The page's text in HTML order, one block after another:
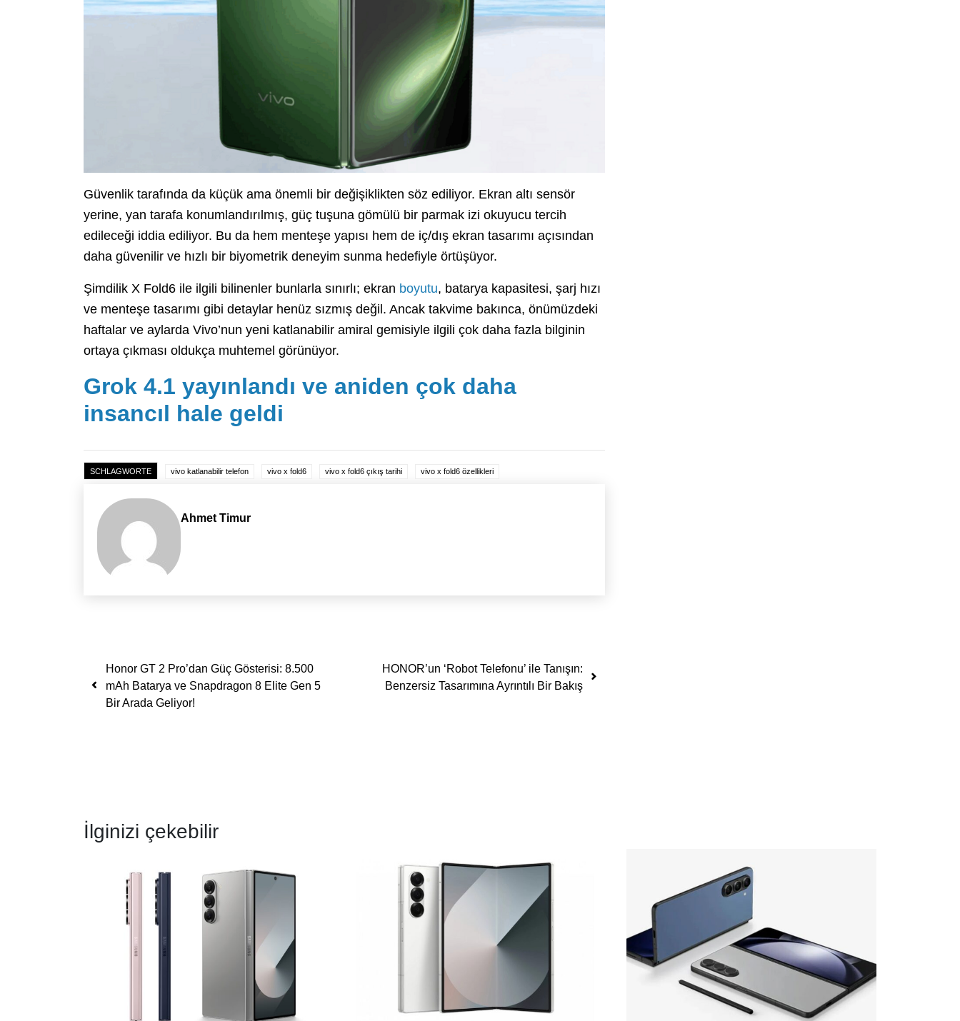
Güvenlik tarafında da küçük ama önemli bir değişiklikten söz ediliyor. Ekran altı sensör
yerine, yan tarafa konumlandırılmış, güç tuşuna gömülü bir parmak izi okuyucu tercih
edileceği iddia ediliyor. Bu da hem menteşe yapısı hem de iç/dış ekran tasarımı açısından
daha güvenilir ve hızlı bir biyometrik deneyim sunma hedefiyle örtüşüyor.
Şimdilik X Fold6 ile ilgili bilinenler bunlarla sınırlı; ekran boyutu, batarya kapasitesi, şarj hızı
ve menteşe tasarımı gibi detaylar henüz sızmış değil. Ancak takvime bakınca, önümüzdeki
haftalar ve aylarda Vivo’nun yeni katlanabilir amiral gemisiyle ilgili çok daha fazla bilginin
ortaya çıkması oldukça muhtemel görünüyor.
Grok 4.1 yayınlandı ve aniden çok daha
insancıl hale geldi
SCHLAGWORTE vivo katlanabilir telefon vivo x fold6 vivo x fold6 çıkış tarihi vivo x fold6 özellikleri
Ahmet Timur
Yazı dolaşımı
Honor GT 2 Pro’dan Güç Gösterisi: 8.500
mAh Batarya ve Snapdragon 8 Elite Gen 5
Bir Arada Geliyor!
HONOR’un ‘Robot Telefonu’ ile Tanışın:
Benzersiz Tasarımına Ayrıntılı Bir Bakış
İlginizi çekebilir